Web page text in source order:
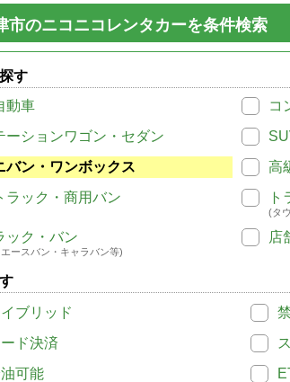
市のニコニコレンタカーを条件検索
す
動車
コ
ーションワゴン・セダン
バン・ワンボックス
高
ラック・商用バン
ト
(タ
ック・バン
ースバン・キャラバン等)
店
ブリッド
ド決済
可能